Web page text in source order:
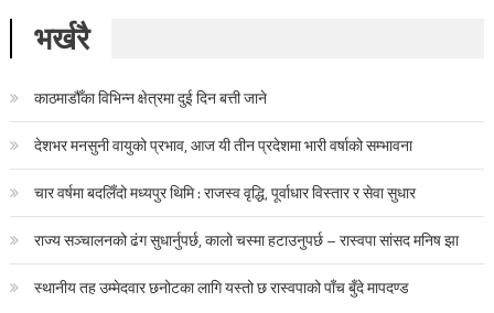
भर्खरै
काठमाडौँका विभिन्न क्षेत्रमा दुई दिन बत्ती जाने
देशभर मनसुनी वायुको प्रभाव, आज यी तीन प्रदेशमा भारी वर्षाको सम्भावना
चार वर्षमा बदलिँदो मध्यपुर थिमि : राजस्व वृद्धि, पूर्वाधार विस्तार र सेवा सुधार
राज्य सञ्चालनको ढंग सुधार्नुपर्छ, कालो चस्मा हटाउनुपर्छ – रास्वपा सांसद मनिष झा
स्थानीय तह उम्मेदवार छनोटका लागि यस्तो छ रास्वपाको पाँच बुँदे मापदण्ड